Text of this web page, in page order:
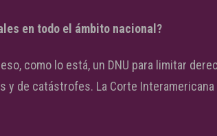
en todo el ámbito nacional?
como lo está, un DNU para limitar
de catástrofes. La Corte Interamericana